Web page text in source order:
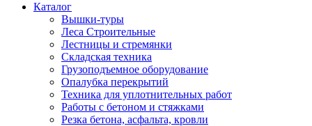
Каталог
Вышки-туры
Леса Строительные
Лестницы и стремянки
Складская техника
Грузоподъемное оборудование
Опалубка перекрытий
Техника для уплотнительных работ
Работы с бетоном и стяжками
Резка бетона, асфальта, кровли